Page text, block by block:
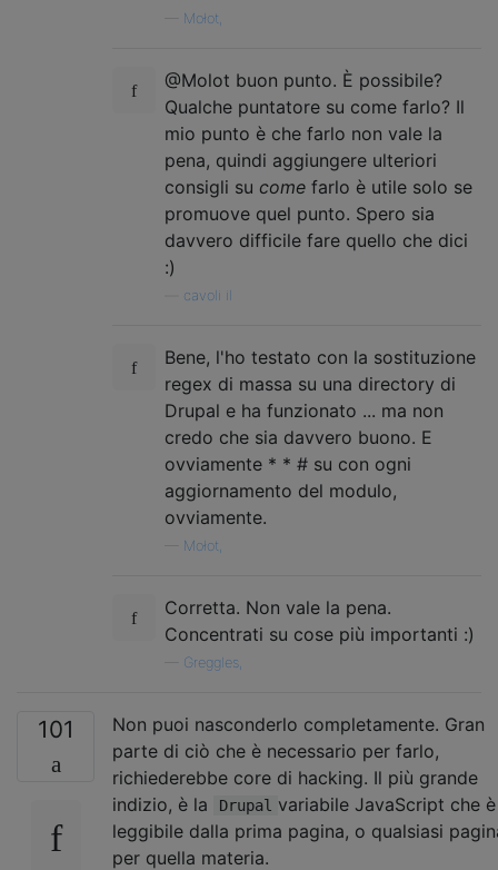
Mołot,
@Molot buon punto. È possibile?
Qualche puntatore su come farlo? Il
mio punto è che farlo non vale la
pena, quindi aggiungere ulteriori
consigli su come farlo è utile solo se
promuove quel punto. Spero sia
davvero difficile fare quello che dici
:)
cavoli il
Bene, l'ho testato con la sostituzione
regex di massa su una directory di
Drupal e ha funzionato ... ma non
credo che sia davvero buono. E
ovviamente * * # su con ogni
aggiornamento del modulo,
ovviamente.
Mołot,
Corretta. Non vale la pena.
Concentrati su cose più importanti :)
Greggles,
101
Non puoi nasconderlo completamente. Gran
parte di ciò che è necessario per farlo,
richiederebbe core di hacking. Il più grande
indizio, è la
Drupal variabile JavaScript che è
leggibile dalla prima pagina, o qualsiasi
per quella materia.